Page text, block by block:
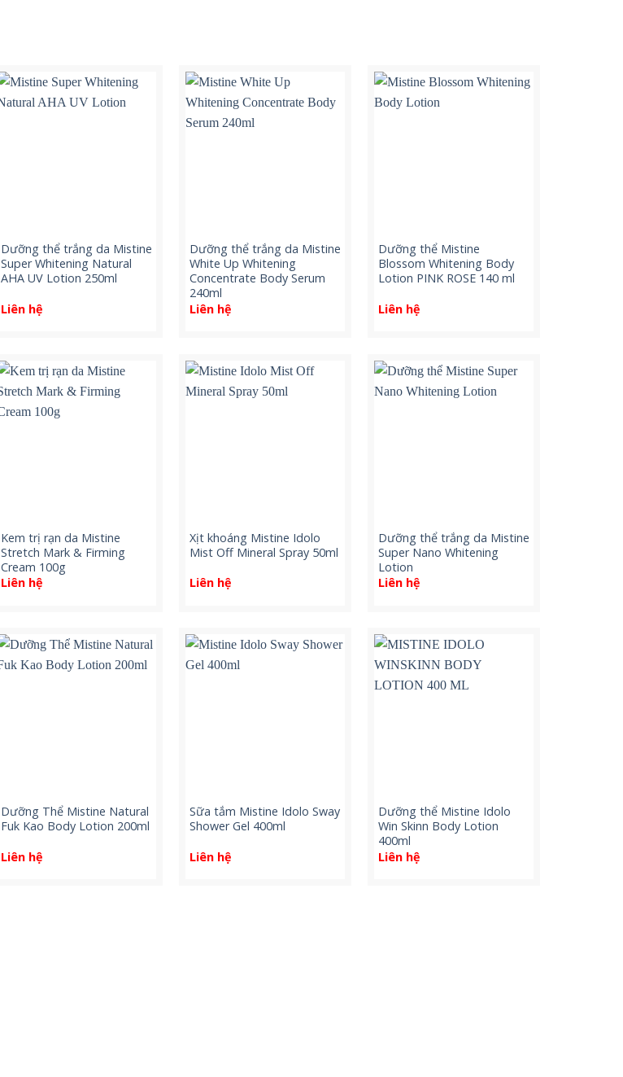
Dưỡng thể trắng da Mistine
Super Whitening Natural
AHA UV Lotion 250ml
Liên hệ
Dưỡng thể trắng da Mistine
White Up Whitening
Concentrate Body Serum
240ml
Liên hệ
Dưỡng thể Mistine
Blossom Whitening Body
Lotion PINK ROSE 140 ml
Liên hệ
Kem trị rạn da Mistine
Stretch Mark & Firming
Cream 100g
Liên hệ
Xịt khoáng Mistine Idolo
Mist Off Mineral Spray 50ml
Liên hệ
Dưỡng thể trắng da Mistine
Super Nano Whitening
Lotion
Liên hệ
Dưỡng Thể Mistine Natural
Fuk Kao Body Lotion 200ml
Liên hệ
Sữa tắm Mistine Idolo Sway
Shower Gel 400ml
Liên hệ
Dưỡng thể Mistine Idolo
Win Skinn Body Lotion
400ml
Liên hệ